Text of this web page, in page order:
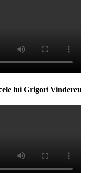
lui Grigori Vindereu